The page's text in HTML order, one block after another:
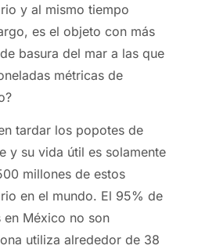
y al mismo tiempo
es el objeto con más
basura del mar a las que
métricas de
tardar los popotes de
y su vida útil es solamente
millones de estos
en el mundo. El 95% de
México no son
utiliza alrededor de 38